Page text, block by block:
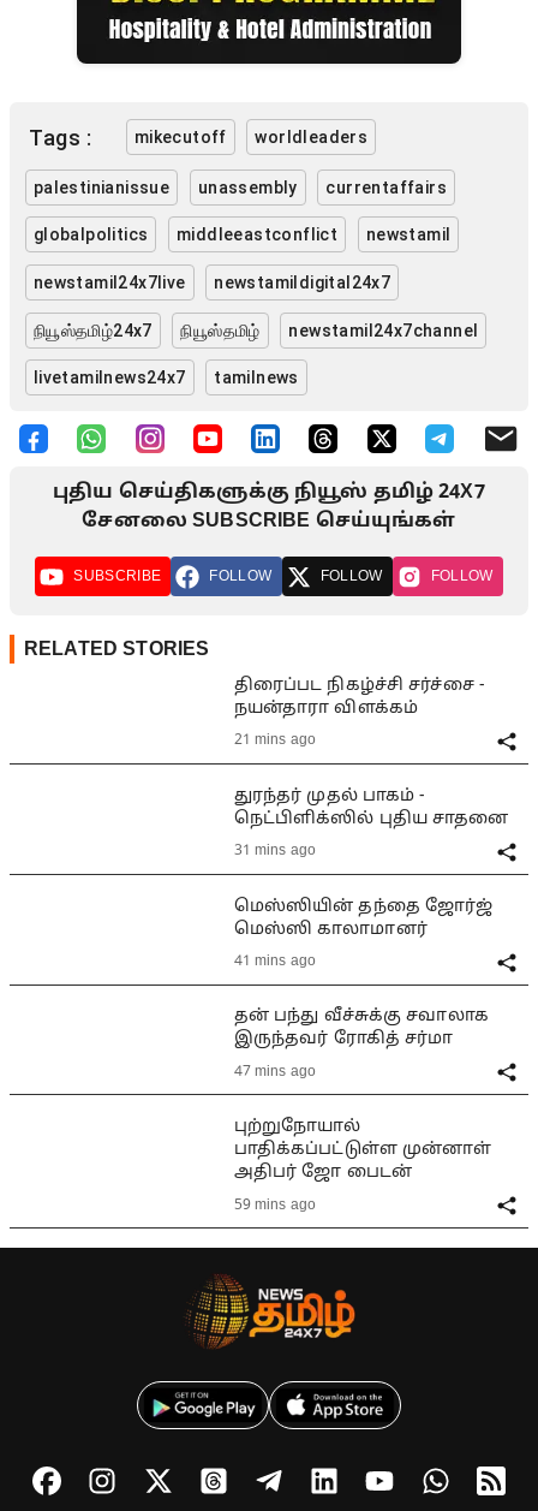
Tags : mikecutoff worldleaders
palestinianissue unassembly currentaffairs
globalpolitics middleeastconflict newstamil
newstamil24x7live newstamildigital24x7
நியூஸ்தமிழ்24x7 நியூஸ்தமிழ் newstamil24x7channel
livetamilnews24x7 tamilnews
புதிய செய்திகளுக்கு நியூஸ் தமிழ் 24X7
சேனலை SUBSCRIBE செய்யுங்கள்
SUBSCRIBE FOLLOW FOLLOW FOLLOW
RELATED STORIES
திரைப்பட நிகழ்ச்சி சர்ச்சை -
நயன்தாரா விளக்கம்
21 mins ago
துரந்தர் முதல் பாகம் -
நெட்பிளிக்ஸில் புதிய சாதனை
31 mins ago
மெஸ்ஸியின் தந்தை ஜோர்ஜ்
மெஸ்ஸி காலாமானர்
41 mins ago
தன் பந்து வீச்சுக்கு சவாலாக
இருந்தவர் ரோகித் சர்மா
47 mins ago
புற்றுநோயால்
பாதிக்கப்பட்டுள்ள முன்னாள்
அதிபர் ஜோ பைடன்
59 mins ago